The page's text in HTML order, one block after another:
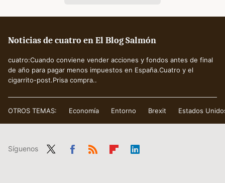
Noticias de cuatro en El Blog Salmón
cuatro:Cuando conviene vender acciones y fondos antes de final
de año para pagar menos impuestos en España.Cuatro y el
cigarrito-post.Prisa compra..
OTROS TEMAS: Economía Entorno Brexit Estados
Síguenos